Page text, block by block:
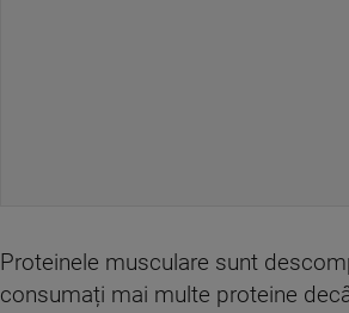
Proteinele musculare sunt
consumați mai multe proteine